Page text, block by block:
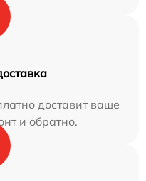
доставит ваше
и обратно.